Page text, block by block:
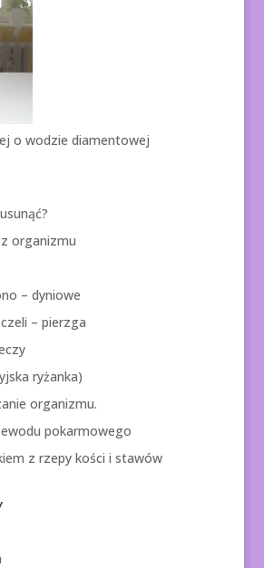
o wodzie diamentowej
organizmu
– dyniowe
– pierzga
ryżanka)
organizmu.
pokarmowego
z rzepy kości i stawów